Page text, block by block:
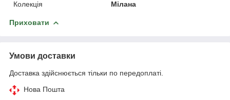
Колекція
Мілана
Приховати
Умови доставки
Доставка здійснюється тільки по передоплаті.
Нова Пошта